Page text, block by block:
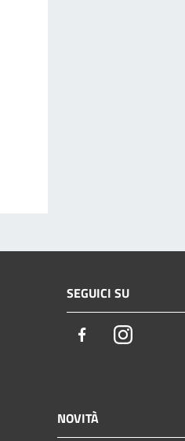
SEGUICI SU
FacebookInstagram
NOVITÀ